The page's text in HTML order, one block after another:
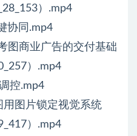
）.mp4
协同.mp4
图商业广告的交付基础
）.mp4
控.mp4
图片锁定视觉系统
）.mp4